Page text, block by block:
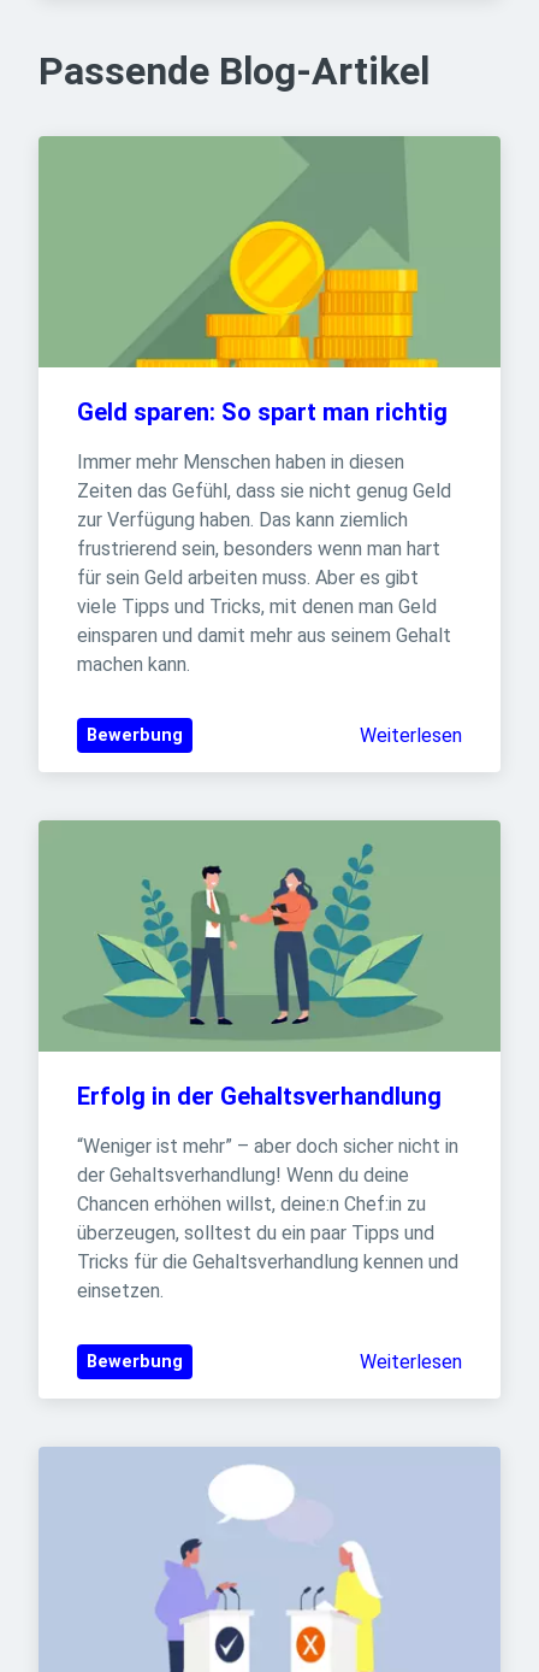
Passende Blog-Artikel
Geld sparen: So spart man richtig
Immer mehr Menschen haben in diesen
Zeiten das Gefühl, dass sie nicht genug Geld
zur Verfügung haben. Das kann ziemlich
frustrierend sein, besonders wenn man hart
für sein Geld arbeiten muss. Aber es gibt
viele Tipps und Tricks, mit denen man Geld
einsparen und damit mehr aus seinem Gehalt
machen kann.
Bewerbung Weiterlesen
Erfolg in der Gehaltsverhandlung
“Weniger ist mehr” – aber doch sicher nicht in
der Gehaltsverhandlung! Wenn du deine
Chancen erhöhen willst, deine:n Chef:in zu
überzeugen, solltest du ein paar Tipps und
Tricks für die Gehaltsverhandlung kennen und
einsetzen.‎
Bewerbung Weiterlesen